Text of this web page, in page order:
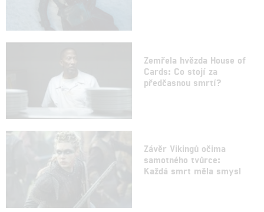
Zemřela hvězda House of
Cards: Co stojí za
předčasnou smrtí?
Závěr Vikingů očima
samotného tvůrce:
Každá smrt měla smysl